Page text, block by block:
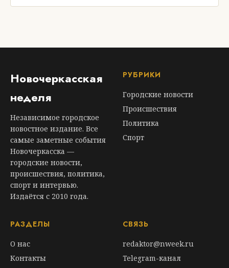
Новочеркасская
неделя
Независимое городское
новостное издание. Все
самые заметные события
Новочеркасска —
городские новости,
происшествия, политика,
спорт и интервью.
Издаётся с 2010 года.
РУБРИКИ
Городские новости
Происшествия
Политика
Спорт
РАЗДЕЛЫ
О нас
Контакты
СВЯЗЬ
redaktor@nweek.ru
Telegram-канал